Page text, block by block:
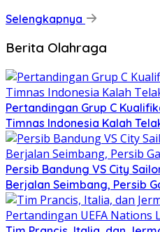
Selengkapnya
Berita Olahraga
Pertandingan Grup C
Timnas Indonesia Kalah
Persib Bandung VS City
Berjalan Seimbang, Persib